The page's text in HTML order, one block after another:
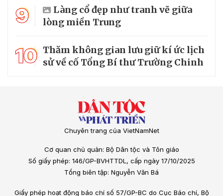
9
Làng cổ đẹp như tranh vẽ giữa
lòng miền Trung
10 Thăm không gian lưu giữ kí ức lịch
sử về cố Tổng Bí thư Trường Chinh
Chuyên trang của VietNamNet
Cơ quan chủ quản: Bộ Dân tộc và Tôn giáo
Số giấy phép: 146/GP-BVHTTDL, cấp ngày 17/10/2025
Tổng biên tập: Nguyễn Văn Bá
Giấy phép hoạt động báo chí số 57/GP-BC do Cục Báo chí, Bộ